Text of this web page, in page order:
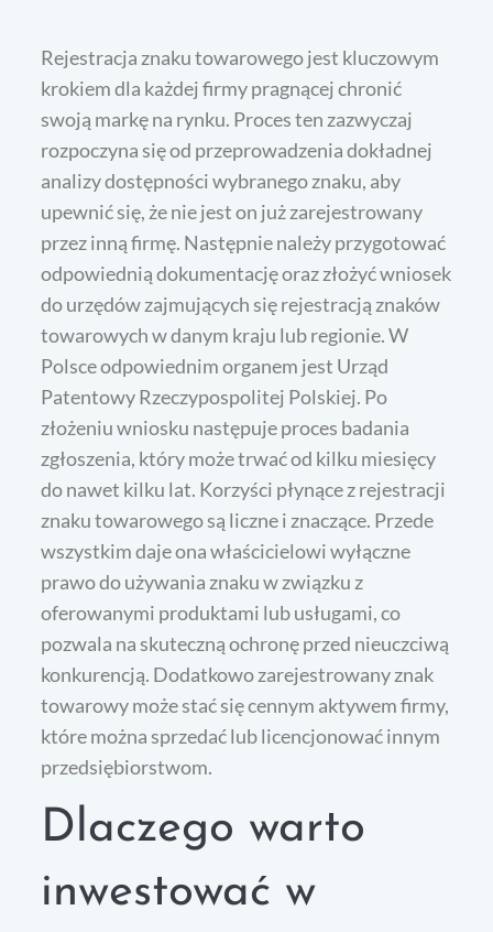
Rejestracja znaku towarowego jest kluczowym
krokiem dla każdej firmy pragnącej chronić
swoją markę na rynku. Proces ten zazwyczaj
rozpoczyna się od przeprowadzenia dokładnej
analizy dostępności wybranego znaku, aby
upewnić się, że nie jest on już zarejestrowany
przez inną firmę. Następnie należy przygotować
odpowiednią dokumentację oraz złożyć wniosek
do urzędów zajmujących się rejestracją znaków
towarowych w danym kraju lub regionie. W
Polsce odpowiednim organem jest Urząd
Patentowy Rzeczypospolitej Polskiej. Po
złożeniu wniosku następuje proces badania
zgłoszenia, który może trwać od kilku miesięcy
do nawet kilku lat. Korzyści płynące z rejestracji
znaku towarowego są liczne i znaczące. Przede
wszystkim daje ona właścicielowi wyłączne
prawo do używania znaku w związku z
oferowanymi produktami lub usługami, co
pozwala na skuteczną ochronę przed nieuczciwą
konkurencją. Dodatkowo zarejestrowany znak
towarowy może stać się cennym aktywem firmy,
które można sprzedać lub licencjonować innym
przedsiębiorstwom.
Dlaczego warto
inwestować w